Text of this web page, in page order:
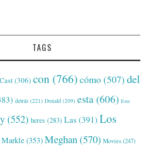
TAGS
Cast (306) con (766) cómo (507) del
detrás (221) Donald (209) esta (606) Este
(552) heres (283) Las (391) Los
Markle(353) Meghan (570) Movies(247)